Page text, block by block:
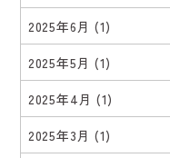
2025年6月 (1)
2025年5月 (1)
2025年4月 (1)
2025年3月 (1)